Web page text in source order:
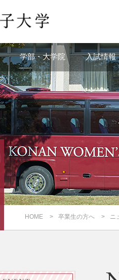
学部・大学院 入試情報
HOME 卒業生の方へ ニ